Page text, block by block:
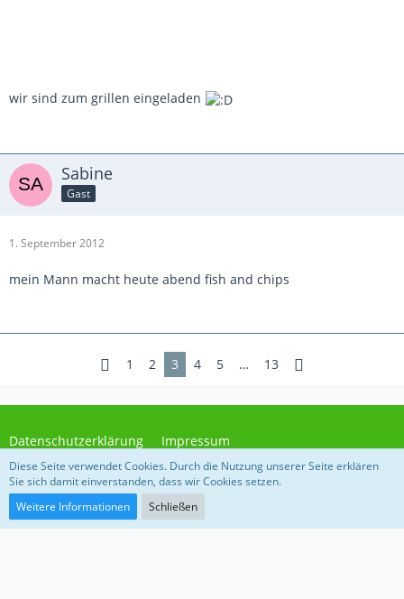
wir sind zum grillen eingeladen
Sabine
Gast
1. September 2012
mein Mann macht heute abend fish and chips
1 2 3 4 5 … 13
Datenschutzerklärung Impressum
Community-Software:
Diese Seite verwendet Cookies. Durch die Nutzung unserer Seite erklären
Sie sich damit einverstanden, dass wir Cookies setzen.
Weitere Informationen
Schließen